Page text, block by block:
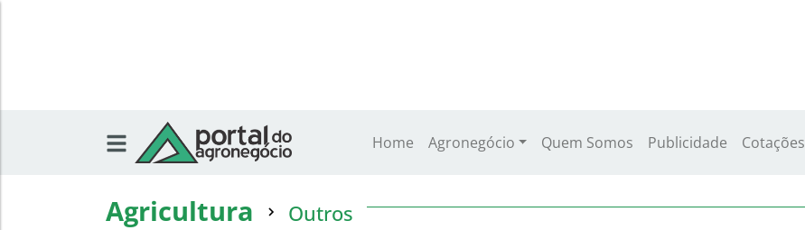
Home Agronegócio Quem Somos Publicidade Cotações
Agricultura Outros